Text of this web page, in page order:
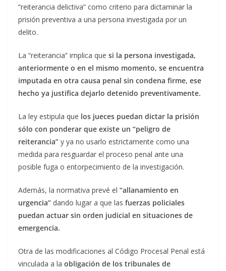
“reiterancia delictiva” como criterio para dictaminar la
prisión preventiva a una persona investigada por un
delito.
La “reiterancia” implica que si la persona investigada,
anteriormente o en el mismo momento, se encuentra
imputada en otra causa penal sin condena firme, ese
hecho ya justifica dejarlo detenido preventivamente.
La ley estipula que los jueces puedan dictar la prisión
sólo con ponderar que existe un “peligro de
reiterancia” y ya no usarlo estrictamente como una
medida para resguardar el proceso penal ante una
posible fuga o entorpecimiento de la investigación.
Además, la normativa prevé el “allanamiento en
urgencia” dando lugar a que las fuerzas policiales
puedan actuar sin orden judicial en situaciones de
emergencia.
Otra de las modificaciones al Código Procesal Penal está
vinculada a la obligación de los tribunales de